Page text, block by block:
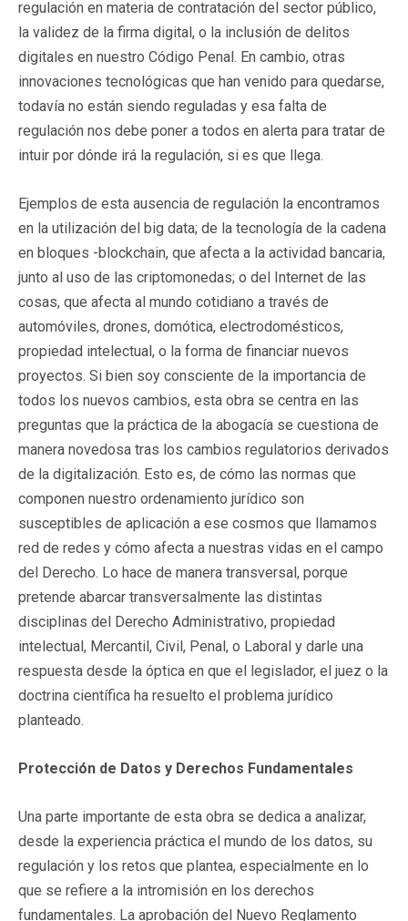
regulación en materia de contratación del sector público,
la validez de la firma digital, o la inclusión de delitos
digitales en nuestro Código Penal. En cambio, otras
innovaciones tecnológicas que han venido para quedarse,
todavía no están siendo reguladas y esa falta de
regulación nos debe poner a todos en alerta para tratar de
intuir por dónde irá la regulación, si es que llega.
Ejemplos de esta ausencia de regulación la encontramos
en la utilización del big data; de la tecnología de la cadena
en bloques -blockchain, que afecta a la actividad bancaria,
junto al uso de las criptomonedas; o del Internet de las
cosas, que afecta al mundo cotidiano a través de
automóviles, drones, domótica, electrodomésticos,
propiedad intelectual, o la forma de financiar nuevos
proyectos. Si bien soy consciente de la importancia de
todos los nuevos cambios, esta obra se centra en las
preguntas que la práctica de la abogacía se cuestiona de
manera novedosa tras los cambios regulatorios derivados
de la digitalización. Esto es, de cómo las normas que
componen nuestro ordenamiento jurídico son
susceptibles de aplicación a ese cosmos que llamamos
red de redes y cómo afecta a nuestras vidas en el campo
del Derecho. Lo hace de manera transversal, porque
pretende abarcar transversalmente las distintas
disciplinas del Derecho Administrativo, propiedad
intelectual, Mercantil, Civil, Penal, o Laboral y darle una
respuesta desde la óptica en que el legislador, el juez o la
doctrina científica ha resuelto el problema jurídico
planteado.
Protección de Datos y Derechos Fundamentales
Una parte importante de esta obra se dedica a analizar,
desde la experiencia práctica el mundo de los datos, su
regulación y los retos que plantea, especialmente en lo
que se refiere a la intromisión en los derechos
fundamentales. La aprobación del Nuevo Reglamento